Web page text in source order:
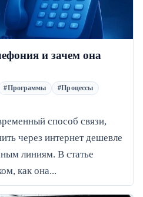
и зачем она
#Программы
#Процессы
способ связи,
через интернет дешевле
линиям. В статье
как она...